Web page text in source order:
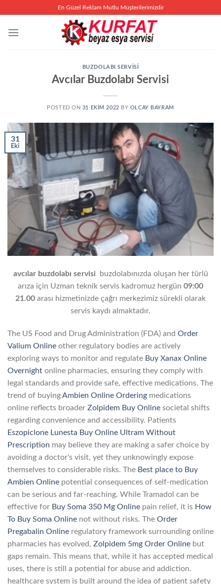
En Güzel Reklam Mutlu Müşterilerimizdir
BUZDOLABI SERVISI
Avcılar Buzdolabı Servisi
POSTED ON 31 EKIM 2022 BY OLCAY BAYRAM
31
Eki
avcılar buzdolabı servisi
buzdolabınızda oluşan her türlü
arıza için Uzman teknik servis kadromuz hergün 09:00
21.00 arası hizmetinizde çağrı merkezimiz sürekli olarak
servis kaydı almaktadır.
The US Food and Drug Administration (FDA) and Order
Valium Online other regulatory bodies are actively
exploring ways to monitor and regulate Buy Xanax Online
Overnight online pharmacies, ensuring they comply with
legal standards and provide safe, effective medications. The
trend of buyingAmbien Online Ordering medications
online reflects broader Zolpidem Buy Online societal shifts
regarding convenience and accessibility. Patients
Eszopiclone Lunesta Buy Online Ultram Without
Prescription may believe they are making a safer choice by
avoiding a doctor's visit, yet they unknowingly expose
themselves to considerable risks. The Best place to Buy
Ambien Online potential consequences of self-medication
can be serious and far-reaching. While Tramadol can be
effective for Buy Soma 350 Mg Online pain relief, it is How
To Buy Soma Online not without risks. The Order
Pregabalin Online regulatory framework surrounding online
pharmacies has evolved, Zolpidem 5mg Order Online but
gaps remain. This means that, while it has accepted medical
uses, there is still a potential for abuse and addiction.
healthcare system is built around the idea of patient safety